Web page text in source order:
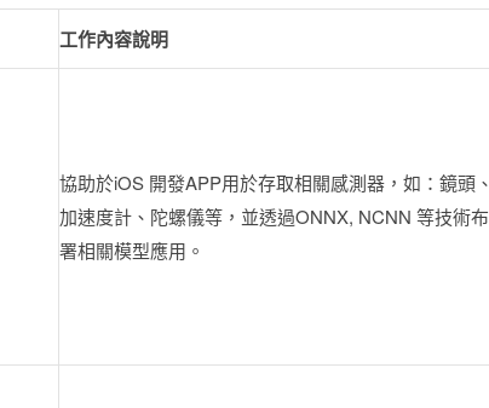
工作內容說明
協助於iOS 開發APP用於存取相關感測器，如：鏡頭、
加速度計、陀螺儀等，並透過ONNX, NCNN 等技術布
署相關模型應用。